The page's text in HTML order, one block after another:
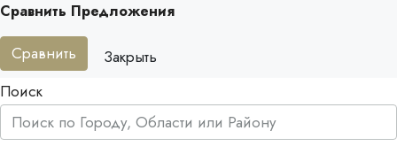
Сравнить Предложения
Сравнить
Закрыть
Поиск